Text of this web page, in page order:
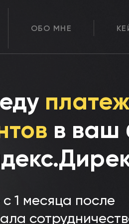
ОБО МНЕ
ОБО
в ваш
1 месяца после